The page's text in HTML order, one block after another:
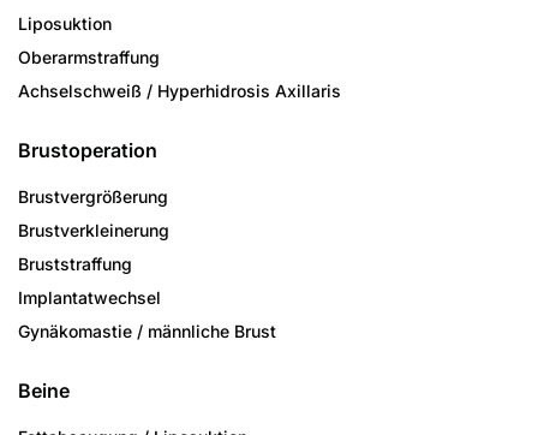
Liposuktion
Oberarmstraffung
Achselschweiß / Hyperhidrosis Axillaris
Brustoperation
Brustvergrößerung
Brustverkleinerung
Bruststraffung
Implantatwechsel
Gynäkomastie / männliche Brust
Beine